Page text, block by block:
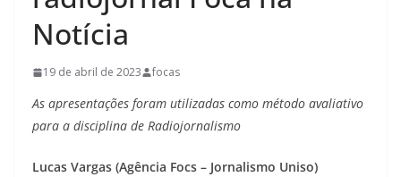
Notícia
19 de abril de 2023 focas
As apresentações foram utilizadas como método avaliativo
para a disciplina de Radiojornalismo
Lucas Vargas (Agência Focs – Jornalismo Uniso)